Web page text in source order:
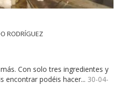
RODRÍGUEZ
Con solo tres ingredientes y
encontrar podéis hacer... 30-04-